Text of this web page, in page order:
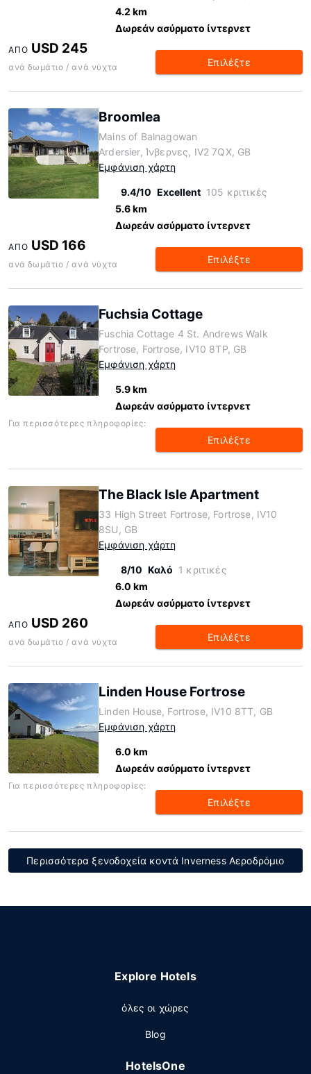
4.2 km
Δωρεάν ασύρματο ίντερνετ
ΑΠΌ USD 245
ανά δωμάτιο / ανά νύχτα Επιλέξτε
Broomlea
Mains of Balnagowan
Ardersier, Ίνβερνες, IV2 7QX, GB
Εμφάνιση χάρτη
9.4/10 Excellent 105 κριτικές
5.6 km
Δωρεάν ασύρματο ίντερνετ
ΑΠΌ USD 166
ανά δωμάτιο / ανά νύχτα Επιλέξτε
Fuchsia Cottage
Fuschia Cottage 4 St. Andrews Walk
Fortrose, Fortrose, IV10 8TP, GB
Εμφάνιση χάρτη
5.9 km
Δωρεάν ασύρματο ίντερνετ
Για περισσότερες πληροφορίες:
Επιλέξτε
The Black Isle Apartment
33 High Street Fortrose, Fortrose, IV10
8SU, GB
Εμφάνιση χάρτη
8/10 Καλό 1 κριτικές
6.0 km
Δωρεάν ασύρματο ίντερνετ
ΑΠΌ USD 260
ανά δωμάτιο / ανά νύχτα Επιλέξτε
Linden House Fortrose
Linden House, Fortrose, IV10 8TT, GB
Εμφάνιση χάρτη
6.0 km
Δωρεάν ασύρματο ίντερνετ
Για περισσότερες πληροφορίες:
Επιλέξτε
Περισσότερα ξενοδοχεία κοντά Inverness Αεροδρόμιο
Explore Hotels
όλες οι χώρες
Blog
HotelsOne